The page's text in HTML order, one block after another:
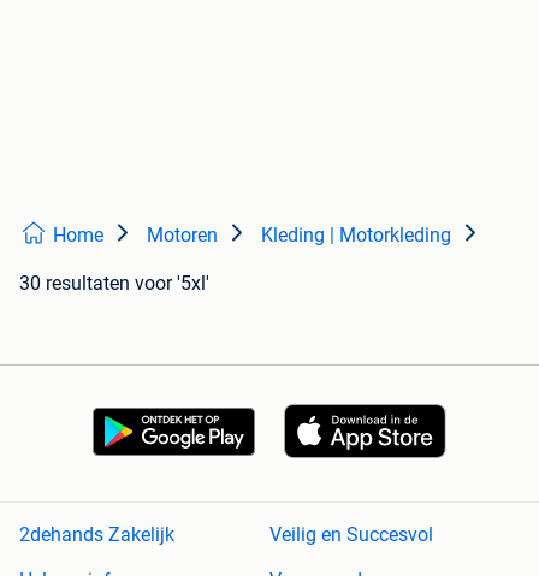
Home Motoren Kleding | Motorkleding
30 resultaten voor '5xl'
2dehands Zakelijk
Veilig en Succesvol